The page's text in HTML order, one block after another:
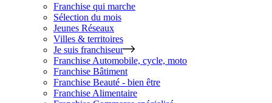
Franchise qui marche
Sélection du mois
Jeunes Réseaux
Villes & territoires
Je suis franchiseur
Franchise Automobile, cycle, moto
Franchise Bâtiment
Franchise Beauté - bien être
Franchise Alimentaire